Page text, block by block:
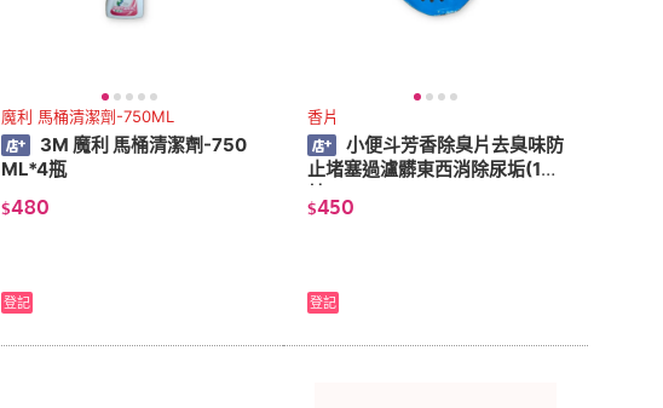
魔利 馬桶清潔劑-750ML
3M 魔利 馬桶清潔劑-750
ML*4瓶
$480
登記
香片
小便斗芳香除臭片去臭味防
止堵塞過瀘髒東西消除尿垢(10
片)
$450
登記